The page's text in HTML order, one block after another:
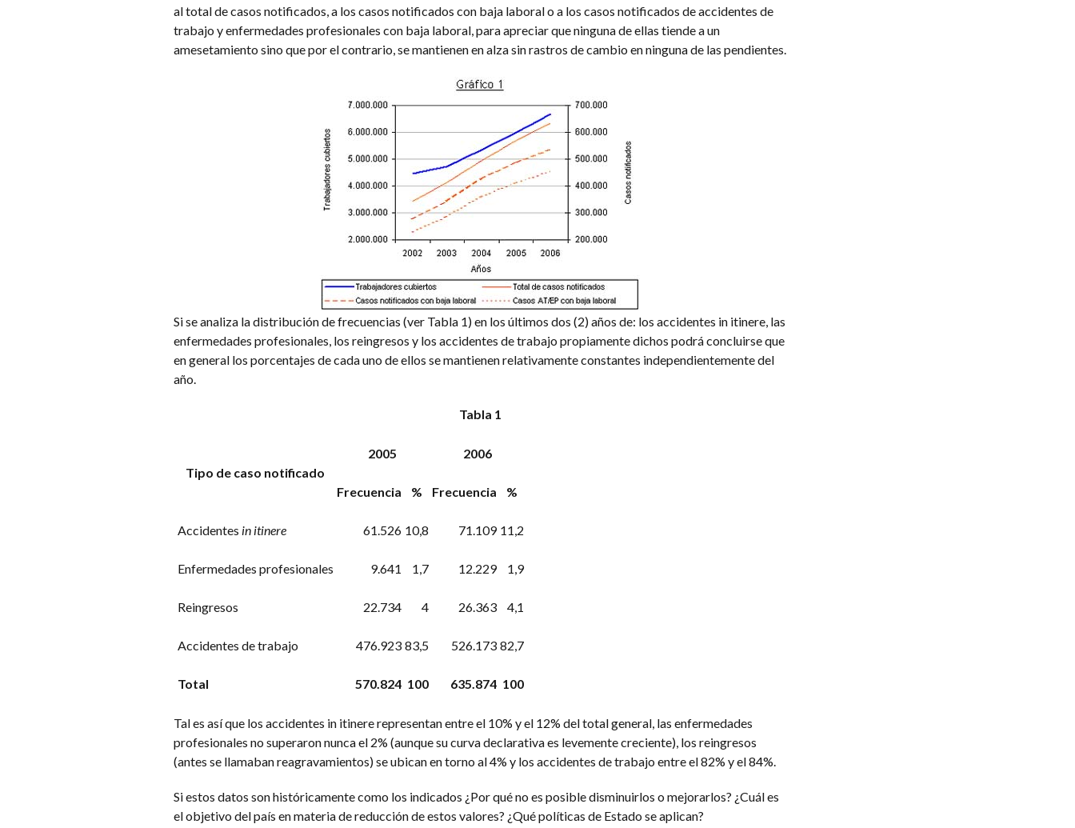
al total de casos notificados, a los casos notificados con baja laboral o a los casos notificados de accidentes de
trabajo y enfermedades profesionales con baja laboral, para apreciar que ninguna de ellas tiende a un
amesetamiento sino que por el contrario, se mantienen en alza sin rastros de cambio en ninguna de las pendientes.
Si se analiza la distribución de frecuencias (ver Tabla 1) en los últimos dos (2) años de: los accidentes in itinere, las
enfermedades profesionales, los reingresos y los accidentes de trabajo propiamente dichos podrá concluirse que
en general los porcentajes de cada uno de ellos se mantienen relativamente constantes independientemente del
año.
Tabla 1
Tipo de caso notificado
2005 2006
Frecuencia % Frecuencia %
Accidentes in itinere 61.526 10,8 71.109 11,2
Enfermedades profesionales 9.641 1,7 12.229 1,9
Reingresos 22.734 4 26.363 4,1
Accidentes de trabajo 476.923 83,5 526.173 82,7
Total 570.824 100 635.874 100
Tal es así que los accidentes in itinere representan entre el 10% y el 12% del total general, las enfermedades
profesionales no superaron nunca el 2% (aunque su curva declarativa es levemente creciente), los reingresos
(antes se llamaban reagravamientos) se ubican en torno al 4% y los accidentes de trabajo entre el 82% y el 84%.
Si estos datos son históricamente como los indicados ¿Por qué no es posible disminuirlos o mejorarlos? ¿Cuál es
el objetivo del país en materia de reducción de estos valores? ¿Qué políticas de Estado se aplican?